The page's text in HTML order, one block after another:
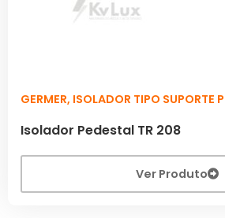
GERMER, ISOLADOR TIPO SUPORTE
Isolador Pedestal TR 208
Ver Produto